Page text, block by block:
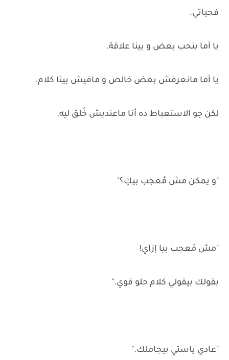
فحياتي.
يا أما بنحب بعض و بينا علاقة.
يا أما مانعرفش بعض خالص و مافيش بينا كلام.
لكن جو الاستعباط ده أنا ماعنديش خُلق ليه.
"و يمكن مش مُعجب بيكِ؟"
"مش مُعجب بيا إزاي!
بقولك بيقولي كلام حلو قوي."
"عادي ياستي بيجاملك."